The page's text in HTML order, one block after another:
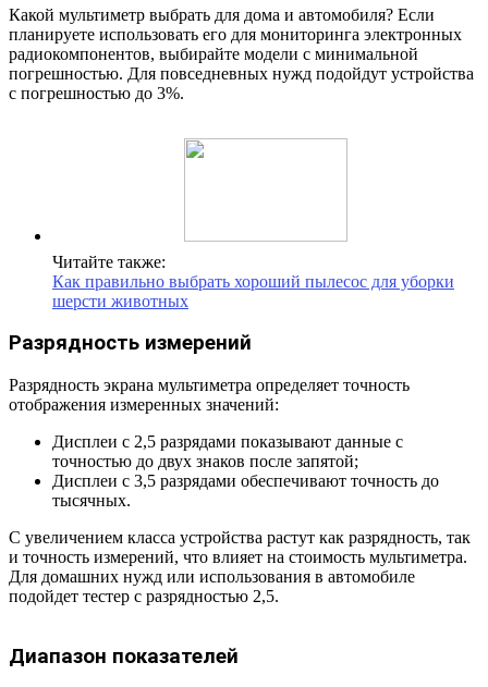
Какой мультиметр выбрать для дома и автомобиля? Если
планируете использовать его для мониторинга электронных
радиокомпонентов, выбирайте модели с минимальной
погрешностью. Для повседневных нужд подойдут устройства
с погрешностью до 3%.
Читайте также:
Как правильно выбрать хороший пылесос для уборки
шерсти животных
Разрядность измерений
Разрядность экрана мультиметра определяет точность
отображения измеренных значений:
Дисплеи с 2,5 разрядами показывают данные с
точностью до двух знаков после запятой;
Дисплеи с 3,5 разрядами обеспечивают точность до
тысячных.
С увеличением класса устройства растут как разрядность, так
и точность измерений, что влияет на стоимость мультиметра.
Для домашних нужд или использования в автомобиле
подойдет тестер с разрядностью 2,5.
Диапазон показателей